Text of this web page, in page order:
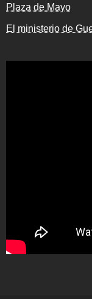
Plaza de Mayo
El ministerio de